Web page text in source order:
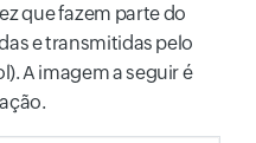
que fazem parte do
e transmitidas pelo
A imagem a seguir é